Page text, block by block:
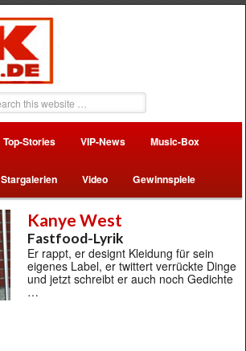
Top-Stories VIP-News Music-Box
Stargalerien Video Gewinnspiele
Kanye West
Fastfood-Lyrik
Er rappt, er designt Kleidung für sein
eigenes Label, er twittert verrückte Dinge
und jetzt schreibt er auch noch Gedichte
…